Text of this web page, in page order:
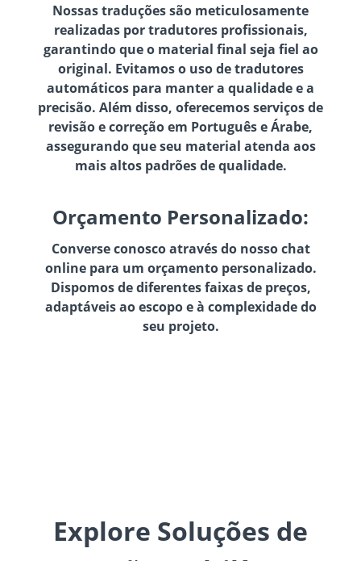
Nossas traduções são meticulosamente
realizadas por tradutores profissionais,
garantindo que o material final seja fiel ao
original. Evitamos o uso de tradutores
automáticos para manter a qualidade e a
precisão. Além disso, oferecemos serviços de
revisão e correção em Português e Árabe,
assegurando que seu material atenda aos
mais altos padrões de qualidade.
Orçamento Personalizado:
Converse conosco através do nosso chat
online para um orçamento personalizado.
Dispomos de diferentes faixas de preços,
adaptáveis ao escopo e à complexidade do
seu projeto.
Explore Soluções de